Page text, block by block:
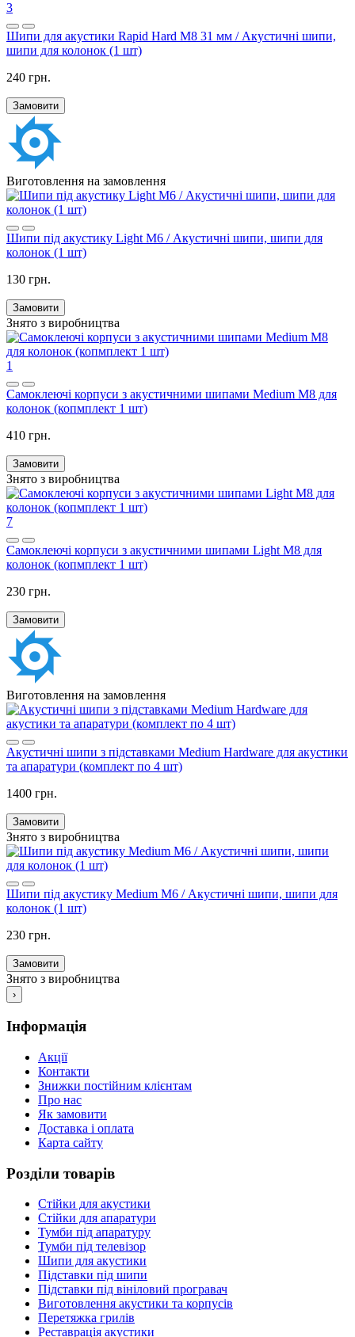
3
Шипи для акустики Rapid Hard M8 31 мм / Акустичні шипи,
шипи для колонок (1 шт)
240 грн.
Замовити
Виготовлення на замовлення
Шипи під акустику Light M6 / Акустичні шипи, шипи для
колонок (1 шт)
130 грн.
Замовити
Знято з виробництва
1
Самоклеючі корпуси з акустичними шипами Medium M8 для
колонок (копмплект 1 шт)
410 грн.
Замовити
Знято з виробництва
7
Самоклеючі корпуси з акустичними шипами Light M8 для
колонок (копмплект 1 шт)
230 грн.
Замовити
Виготовлення на замовлення
Акустичні шипи з підставками Medium Hardware для акустики
та апаратури (комплект по 4 шт)
1400 грн.
Замовити
Знято з виробництва
Шипи під акустику Medium M6 / Акустичні шипи, шипи для
колонок (1 шт)
230 грн.
Замовити
Знято з виробництва
›
Інформація
Акції
Контакти
Знижки постійним клієнтам
Про нас
Як замовити
Доставка і оплата
Карта сайту
Розділи товарів
Стійки для акустики
Стійки для апаратури
Тумби під апаратуру
Тумби під телевізор
Шипи для акустики
Підставки під шипи
Підставки під вініловий програвач
Виготовлення акустики та корпусів
Перетяжка грилів
Реставрація акустики